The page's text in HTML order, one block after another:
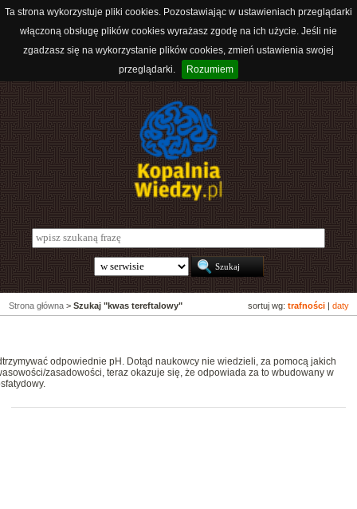
Ta strona wykorzystuje pliki cookies. Pozostawiając w ustawieniach przeglądarki
włączoną obsługę plików cookies wyrażasz zgodę na ich użycie. Jeśli nie
zgadzasz się na wykorzystanie plików cookies, zmień ustawienia swojej
przeglądarki.
Rozumiem
sortuj wg: trafności daty
Strona główna > Szukaj "kwas tereftalowy"
odpowiednie pH. Dotąd naukowcy nie wiedzieli, za pomocą jakich
zasadowości, teraz okazuje się, że odpowiada za to wbudowany w